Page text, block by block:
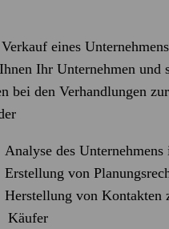
eines
Ihr Unternehmen und
bei den Verhandlungen
Analyse des
Erstellung von
Herstellung von Kontakten
Käufer